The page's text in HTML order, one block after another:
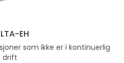
EH
som ikke er i kontinuerlig
drift